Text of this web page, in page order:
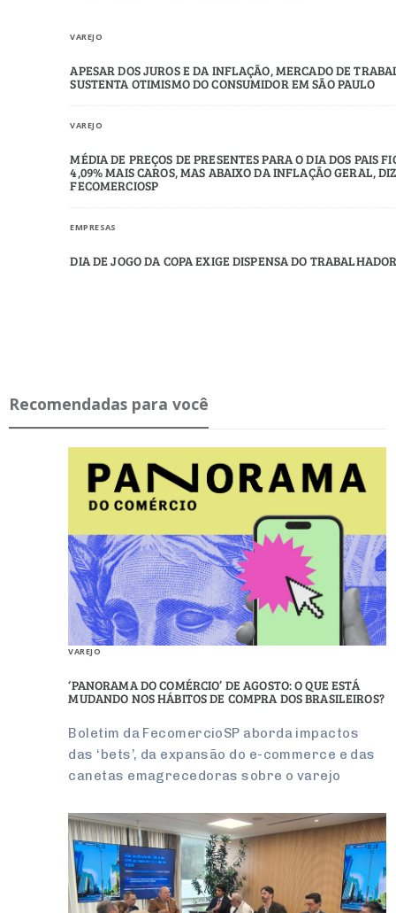
VAREJO
APESAR DOS JUROS E DA INFLAÇÃO, MERCADO DE
SUSTENTA OTIMISMO DO CONSUMIDOR EM SÃO PAULO
VAREJO
MÉDIA DE PREÇOS DE PRESENTES PARA O DIA DOS PAIS
4,09% MAIS CAROS, MAS ABAIXO DA INFLAÇÃO GERAL, DIZ
FECOMERCIOSP
EMPRESAS
DIA DE JOGO DA COPA EXIGE DIS­PENSA DO
Recomendadas para você
VAREJO
‘PANORAMA DO COMÉRCIO’ DE AGOSTO: O QUE ESTÁ
MUDANDO NOS HÁBITOS DE COMPRA DOS BRASILEIROS?
Boletim da FecomercioSP aborda impactos
das ‘bets’, da expansão do e-commerce e das
canetas emagrecedoras sobre o varejo